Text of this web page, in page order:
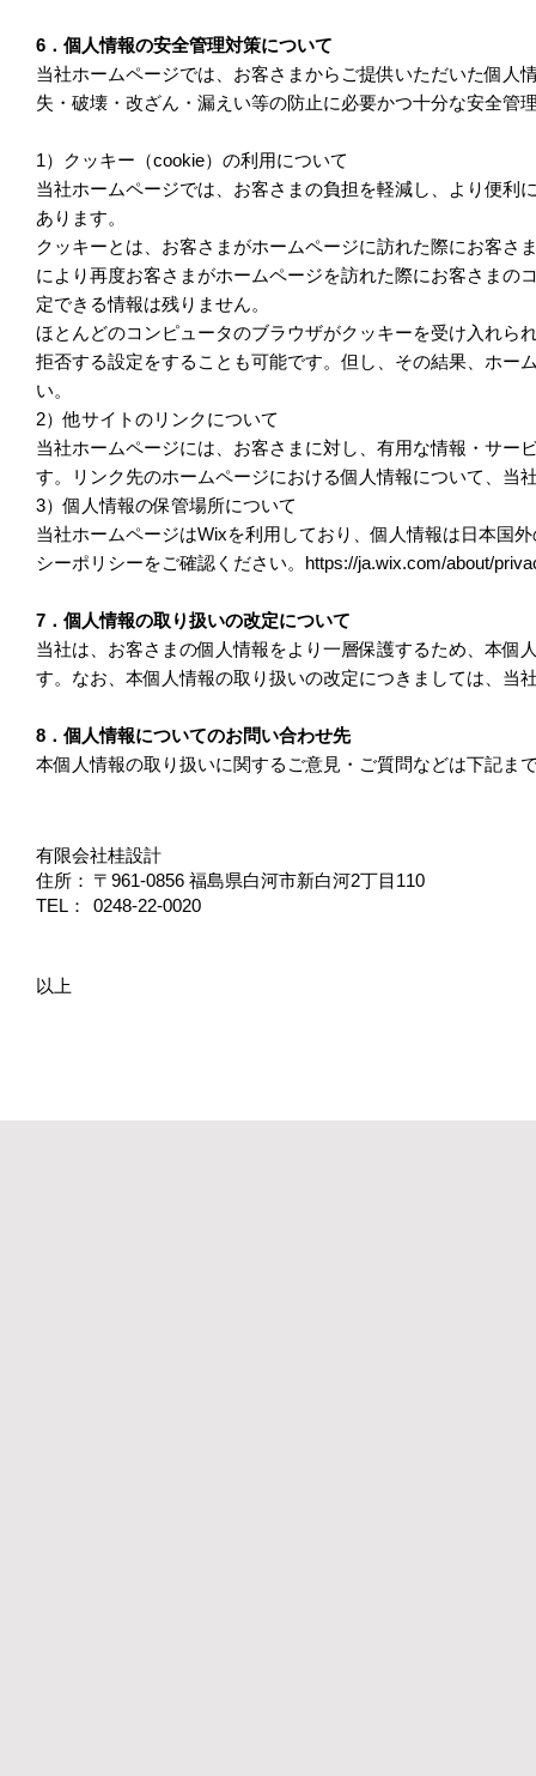
6．個人情報の安全管理対策について
当社ホームページでは、お客さまからご提供いただいた個
失・破壊・改ざん・漏えい等の防止に必要かつ十分な安全管
1）クッキー（cookie）の利用について
当社ホームページでは、お客さまの負担を軽減し、より便
あります。
クッキーとは、お客さまがホームページに訪れた際にお客
により再度お客さまがホームページを訪れた際にお客さま
定できる情報は残りません。
ほとんどのコンピュータのブラウザがクッキーを受け入れら
拒否する設定をすることも可能です。但し、その結果、ホー
い。
2）他サイトのリンクについて
当社ホームページには、お客さまに対し、有用な情報・サ
す。リンク先のホームページにおける個人情報について、当
3）個人情報の保管場所について
当社ホームページはWixを利用しており、個人情報は日本国
シーポリシーをご確認ください。https://ja.wix.com/about/
7．個人情報の取り扱いの改定について
当社は、お客さまの個人情報をより一層保護するため、本
す。なお、本個人情報の取り扱いの改定につきましては、当
8．個人情報についてのお問い合わせ先
本個人情報の取り扱いに関するご意見・ご質問などは下記ま
有限会社桂設計
住所： 〒961-0856 福島県白河市新白河2丁目110
TEL：
0248-22-0020
以上